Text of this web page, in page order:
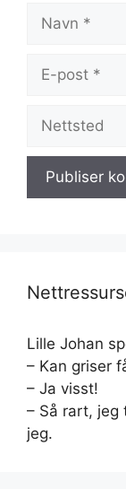
post
Lille Johan
– Kan griser
– Ja visst!
– Så rart, jeg
jeg.